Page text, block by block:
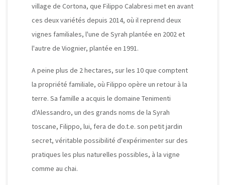
village de Cortona, que Filippo Calabresi met en avant
ces deux variétés depuis 2014, où il reprend deux
vignes familiales, l'une de Syrah plantée en 2002 et
l'autre de Viognier, plantée en 1991.
A peine plus de 2 hectares, sur les 10 que comptent
la propriété familiale, où Filippo opère un retour à la
terre. Sa famille a acquis le domaine Tenimenti
d'Alessandro, un des grands noms de la Syrah
toscane, Filippo, lui, fera de do.t.e. son petit jardin
secret, véritable possibilité d'expérimenter sur des
pratiques les plus naturelles possibles, à la vigne
comme au chai.